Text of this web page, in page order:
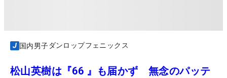
国内男子ダンロップフェニックス
松山英樹は『66 』も届かず 無念のパッテ